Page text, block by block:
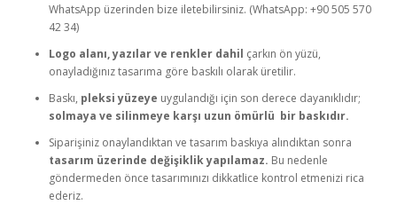
WhatsApp üzerinden bize iletebilirsiniz. (WhatsApp: +90 505 570
42 34)
Logo alanı, yazılar ve renkler dahil çarkın ön yüzü,
onayladığınız tasarıma göre baskılı olarak üretilir.
Baskı, pleksi yüzeye uygulandığı için son derece dayanıklıdır;
solmaya ve silinmeye karşı uzun ömürlü bir baskıdır.
Siparişiniz onaylandıktan ve tasarım baskıya alındıktan sonra
tasarım üzerinde değişiklik yapılamaz. Bu nedenle
göndermeden önce tasarımınızı dikkatlice kontrol etmenizi rica
ederiz.